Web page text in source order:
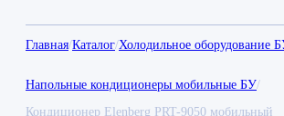
Главная/Каталог/Холодильное оборудование
Напольные кондиционеры мобильные БУ/
Кондиционер Elenberg PRT-9050 мобильный